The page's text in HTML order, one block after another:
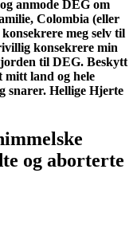
anmode DEG om
Colombia (eller
meg selv til
konsekrere min
til DEG. Beskytt
mitt land og hele
snarer. Hellige Hjerte
og aborterte